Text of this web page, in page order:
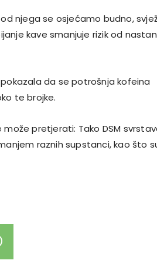
njega se osjećamo budno,
kave smanjuje rizik od
da se potrošnja kofeina
te brojke.
pretjerati: Tako DSM
raznih supstanci, kao što